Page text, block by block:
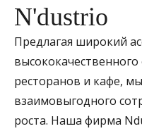
N'dustrio
Предлагая широкий
ресторанов и кафе,
взаимовыгодного
роста. Наша фирма